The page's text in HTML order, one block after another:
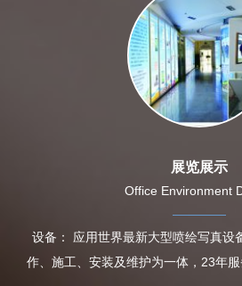
展览展示
Office Environment
设备： 应用世界最新大型喷绘写真设
作、施工、安装及维护为一体，23年